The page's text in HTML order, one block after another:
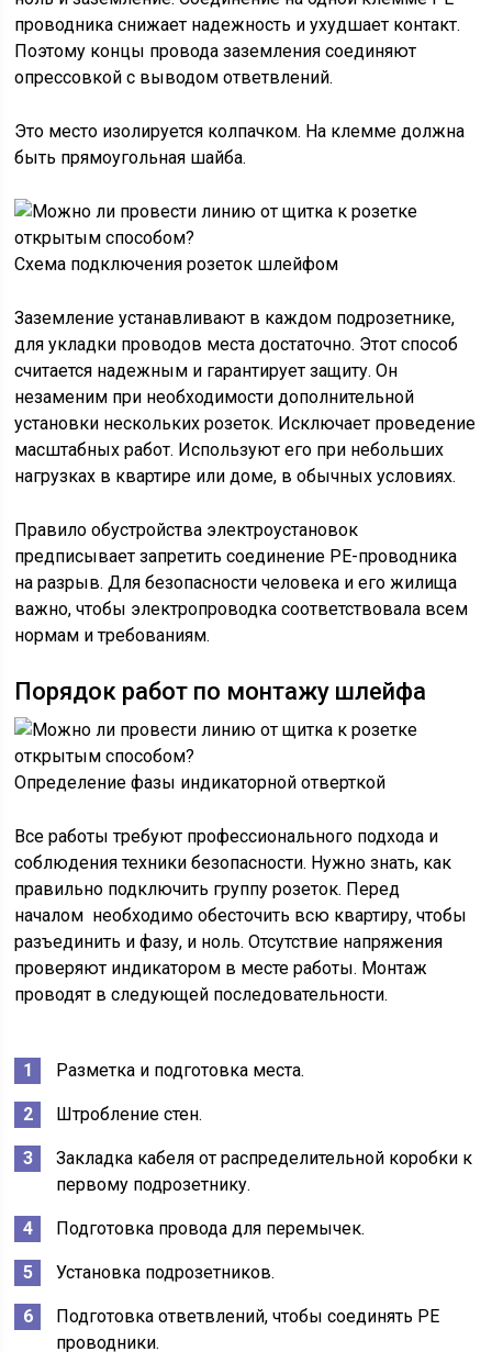
проводника снижает надежность и ухудшает контакт.
Поэтому концы провода заземления соединяют
опрессовкой с выводом ответвлений.
Это место изолируется колпачком. На клемме должна
быть прямоугольная шайба.
Схема подключения розеток шлейфом
Заземление устанавливают в каждом подрозетнике,
для укладки проводов места достаточно. Этот способ
считается надежным и гарантирует защиту. Он
незаменим при необходимости дополнительной
установки нескольких розеток. Исключает проведение
масштабных работ. Используют его при небольших
нагрузках в квартире или доме, в обычных условиях.
Правило обустройства электроустановок
предписывает запретить соединение РЕ-проводника
на разрыв. Для безопасности человека и его жилища
важно, чтобы электропроводка соответствовала всем
нормам и требованиям.
Порядок работ по монтажу шлейфа
Определение фазы индикаторной отверткой
Все работы требуют профессионального подхода и
соблюдения техники безопасности. Нужно знать, как
правильно подключить группу розеток. Перед
началом необходимо обесточить всю квартиру, чтобы
разъединить и фазу, и ноль. Отсутствие напряжения
проверяют индикатором в месте работы. Монтаж
проводят в следующей последовательности.
Разметка и подготовка места.
Штробление стен.
Закладка кабеля от распределительной коробки к
первому подрозетнику.
Подготовка провода для перемычек.
Установка подрозетников.
Подготовка ответвлений, чтобы соединять РЕ
проводники.